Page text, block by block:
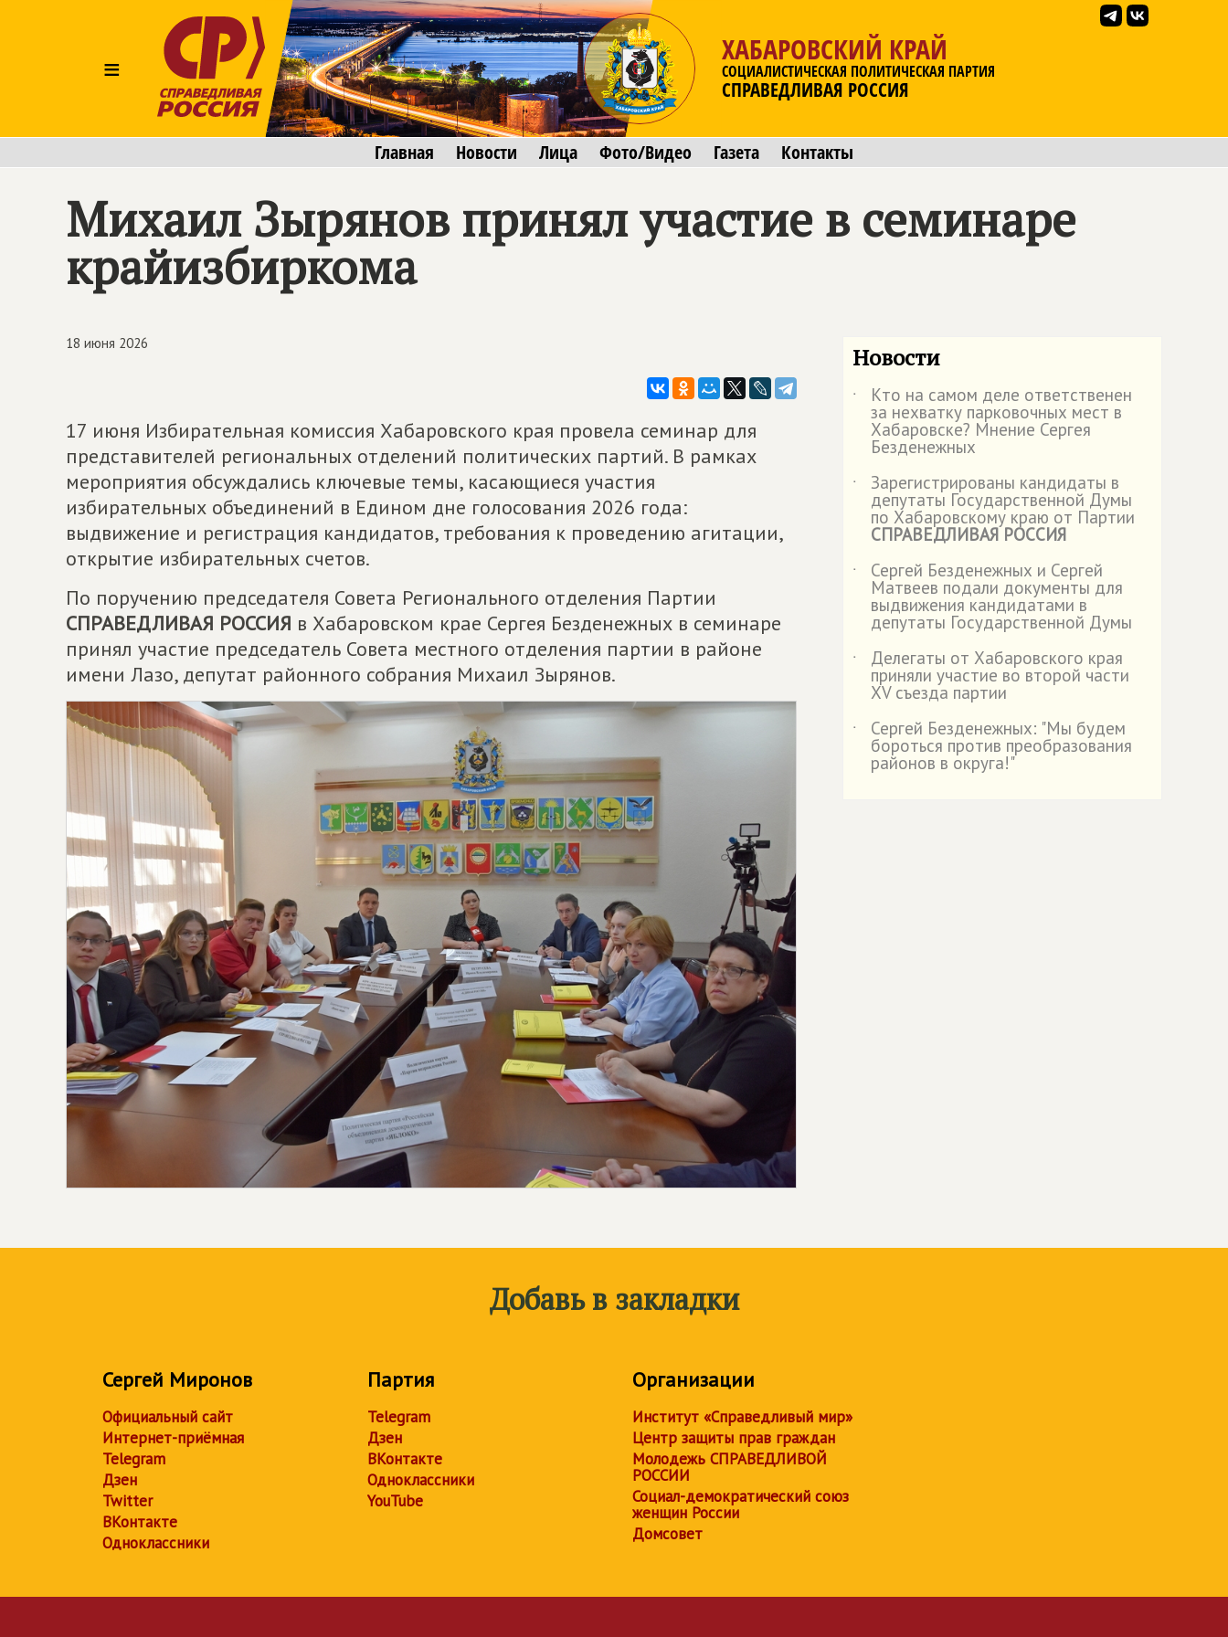
≡
ХАБАРОВСКИЙ КРАЙ
СОЦИАЛИСТИЧЕСКАЯ ПОЛИТИЧЕСКАЯ ПАРТИЯ
СПРАВЕДЛИВАЯ РОССИЯ
Главная Новости Лица Фото/Видео Газета Контакты
Михаил Зырянов принял участие в семинаре
крайизбиркома
18 июня 2026
17 июня Избирательная комиссия Хабаровского края провела семинар для
представителей региональных отделений политических партий. В рамках
мероприятия обсуждались ключевые темы, касающиеся участия
избирательных объединений в Едином дне голосования 2026 года:
выдвижение и регистрация кандидатов, требования к проведению агитации,
открытие избирательных счетов.
По поручению председателя Совета Регионального отделения Партии
СПРАВЕДЛИВАЯ РОССИЯ в Хабаровском крае Сергея Безденежных в семинаре
принял участие председатель Совета местного отделения партии в районе
имени Лазо, депутат районного собрания Михаил Зырянов.
Новости
˙ Кто на самом деле ответственен
за нехватку парковочных мест в
Хабаровске? Мнение Сергея
Безденежных
˙
Зарегистрированы кандидаты в
депутаты Государственной Думы
по Хабаровскому краю от Партии
СПРАВЕДЛИВАЯ РОССИЯ
˙
Сергей Безденежных и Сергей
Матвеев подали документы для
выдвижения кандидатами в
депутаты Государственной Думы
˙
Делегаты от Хабаровского края
приняли участие во второй части
XV съезда партии
˙
Сергей Безденежных: "Мы будем
бороться против преобразования
районов в округа!"
Добавь в закладки
Сергей Миронов
Официальный сайт
Интернет-приёмная
Telegram
Дзен
Twitter
ВКонтакте
Одноклассники
Партия
Telegram
Дзен
ВКонтакте
Одноклассники
YouTube
Организации
Институт «Справедливый мир»
Центр защиты прав граждан
Молодежь СПРАВЕДЛИВОЙ
РОССИИ
Социал-демократический союз
женщин России
Домсовет